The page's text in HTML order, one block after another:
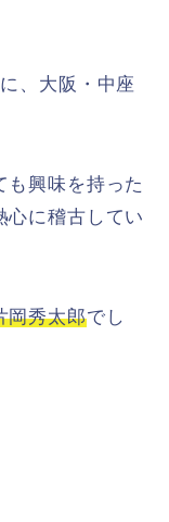
、大阪・中座
も興味を持った
心に稽古してい
岡秀太郎でし